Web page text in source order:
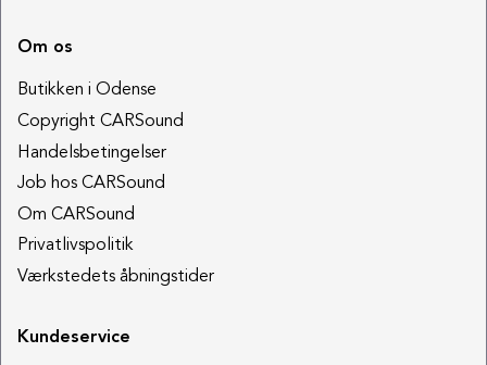
Om os
Butikken i Odense
Copyright CARSound
Handelsbetingelser
Job hos CARSound
Om CARSound
Privatlivspolitik
Værkstedets åbningstider
Kundeservice